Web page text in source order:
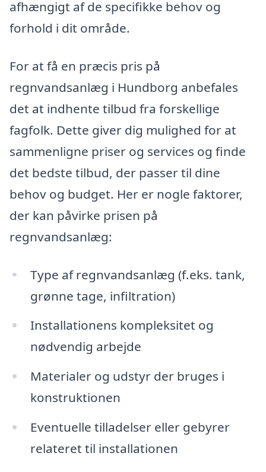
afhængigt af de specifikke behov og
forhold i dit område.
For at få en præcis pris på
regnvandsanlæg i Hundborg anbefales
det at indhente tilbud fra forskellige
fagfolk. Dette giver dig mulighed for at
sammenligne priser og services og finde
det bedste tilbud, der passer til dine
behov og budget. Her er nogle faktorer,
der kan påvirke prisen på
regnvandsanlæg:
Type af regnvandsanlæg (f.eks. tank,
grønne tage, infiltration)
Installationens kompleksitet og
nødvendig arbejde
Materialer og udstyr der bruges i
konstruktionen
Eventuelle tilladelser eller gebyrer
relateret til installationen